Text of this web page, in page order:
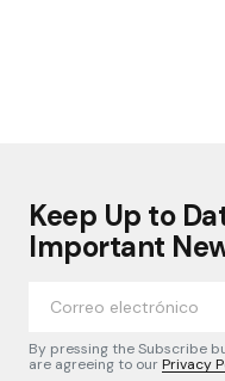
Keep Up to
Important
By pressing the Subscribe
are agreeing to ourPrivacy